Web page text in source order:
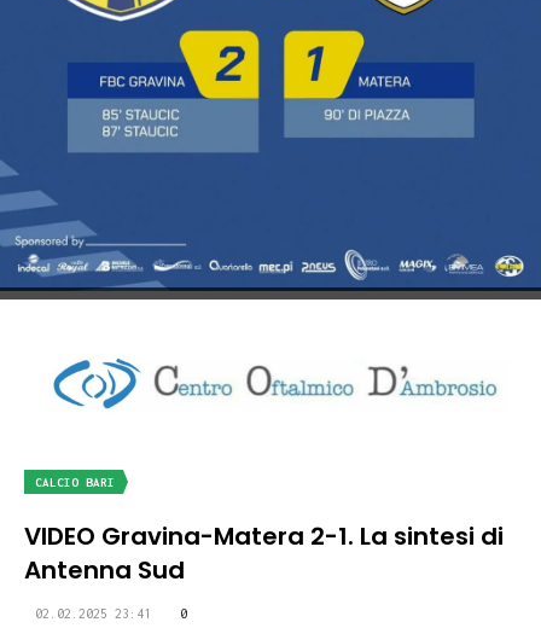
CALCIO BARI
VIDEO Gravina-Matera 2-1. La sintesi di
Antenna Sud
02.02.2025 23:41 0